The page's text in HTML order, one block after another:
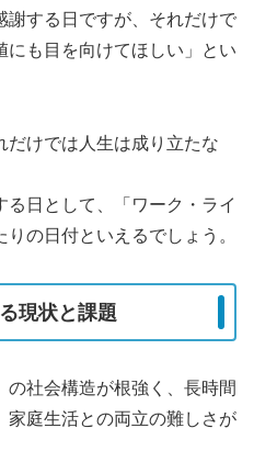
謝する日ですが、それだけで
にも目を向けてほしい」とい
だけでは人生は成り立たな
日として、「ワーク・ライ
の日付といえるでしょう。
現状と課題
の社会構造が根強く、長時間
家庭生活との両立の難しさが